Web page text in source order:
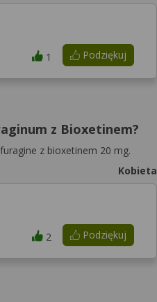
Podziękuj
1
z Bioxetinem?
z bioxetinem 20 mg.
Kobieta
Podziękuj
2